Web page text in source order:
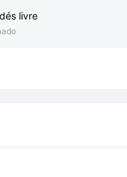
livre